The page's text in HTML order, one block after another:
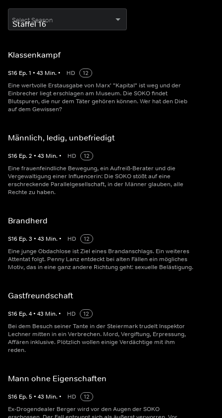
Select Season
Klassenkampf
S16 Ep.1 • 43 Min. • HD
12
Eine wertvolle Erstausgabe von Marx' "Kapital" ist weg und der
Einbrecher liegt erschlagen am Museum. Die SOKO findet
Blutspuren, die nur dem Täter gehören können. Wer hat den Dieb
auf dem Gewissen?
Männlich, ledig, unbefriedigt
S16 Ep.2 • 43 Min. • HD
12
Eine frauenfeindliche Bewegung, ein Aufreiß-Berater und die
Vergewaltigung einer Influencerin: Die SOKO stößt auf eine
erschreckende Parallelgesellschaft, in der Männer glauben, alle
Rechte zu haben.
Brandherd
S16 Ep.3 • 43 Min. • HD
12
Eine junge Obdachlose ist Ziel eines Brandanschlags. Ein weiteres
Attentat folgt. Penny Lanz entdeckt bei alten Fällen ein mögliches
Motiv, das in eine ganz andere Richtung geht: sexuelle Belästigung.
Gastfreundschaft
S16 Ep.4 • 43 Min. • HD
12
Bei dem Besuch seiner Tante in der Steiermark trudelt Inspektor
Lechner mitten in ein Verbrechen. Mord, Vergiftung, Erpressung,
Affären inklusive. Plötzlich wollen einige Verdächtige mit ihm
reden.
Mann ohne Eigenschaften
S16 Ep.5 • 43 Min. • HD
12
Ex-Drogendealer Berger wird vor den Augen der SOKO